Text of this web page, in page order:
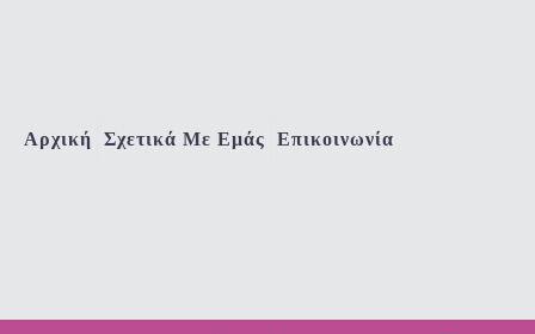
Αρχική Σχετικά Με Εμάς Επικοινωνία